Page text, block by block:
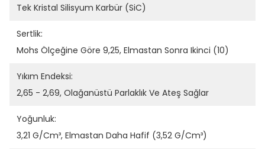
Tek Kristal Silisyum Karbür (SiC)
Sertlik:
Mohs Ölçeğine Göre 9,25, Elmastan Sonra Ikinci (10)
Yıkım Endeksi:
2,65 - 2,69, Olağanüstü Parlaklık Ve Ateş Sağlar
Yoğunluk:
3,21 G/cm³, Elmastan Daha Hafif (3,52 G/cm³)